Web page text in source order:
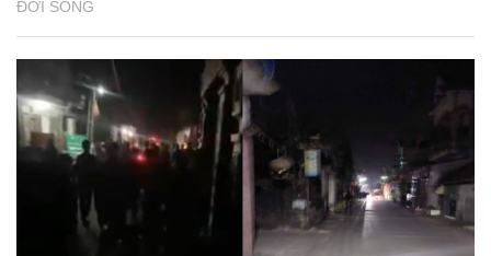
ĐỜI SỐNG